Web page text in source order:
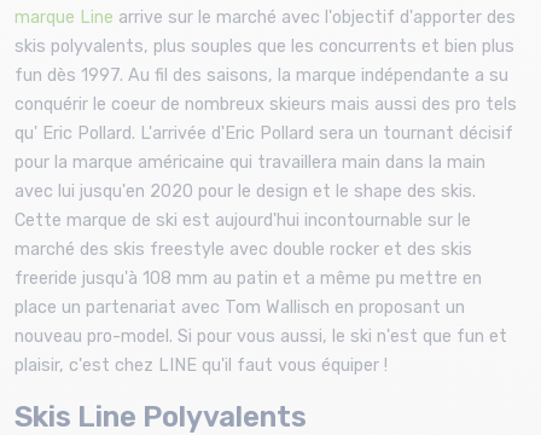
marque Line arrive sur le marché avec l'objectif d'apporter des
skis polyvalents, plus souples que les concurrents et bien plus
fun dès 1997. Au fil des saisons, la marque indépendante a su
conquérir le coeur de nombreux skieurs mais aussi des pro tels
qu' Eric Pollard. L'arrivée d'Eric Pollard sera un tournant décisif
pour la marque américaine qui travaillera main dans la main
avec lui jusqu'en 2020 pour le design et le shape des skis.
Cette marque de ski est aujourd'hui incontournable sur le
marché des skis freestyle avec double rocker et des skis
freeride jusqu'à 108 mm au patin et a même pu mettre en
place un partenariat avec Tom Wallisch en proposant un
nouveau pro-model. Si pour vous aussi, le ski n'est que fun et
plaisir, c'est chez LINE qu'il faut vous équiper !
Skis Line Polyvalents